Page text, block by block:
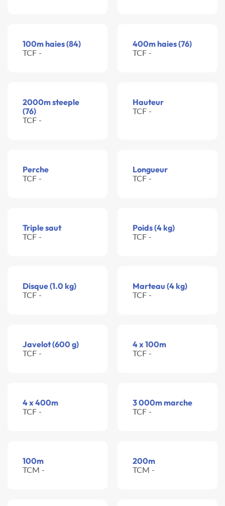
100m haies (84)
TCF -
400m haies (76)
TCF -
2000m steeple
(76)
TCF -
Hauteur
TCF -
Perche
TCF -
Longueur
TCF -
Triple saut
TCF -
Poids (4 kg)
TCF -
Disque (1.0 kg)
TCF -
Marteau (4 kg)
TCF -
Javelot (600 g)
TCF -
4 x 100m
TCF -
4 x 400m
TCF -
3 000m marche
TCF -
100m
TCM -
200m
TCM -